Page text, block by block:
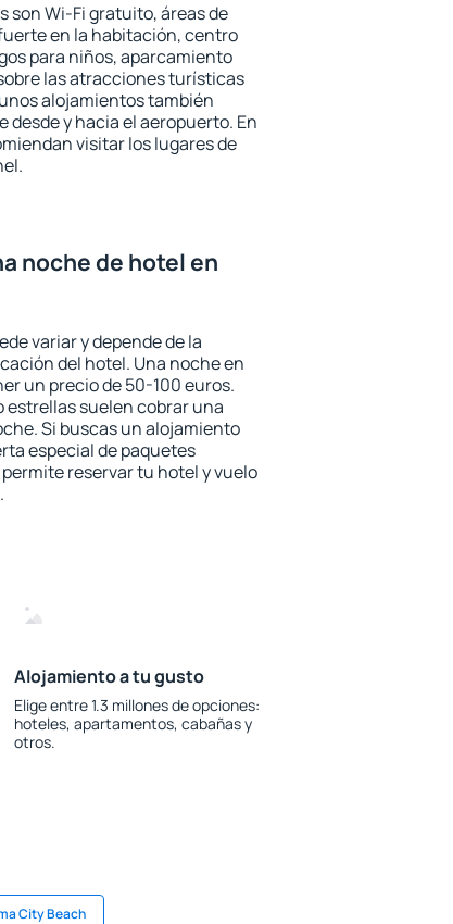
son Wi-Fi gratuito, áreas de
en la habitación, centro
para niños, aparcamiento
las atracciones turísticas
alojamientos también
y hacia el aeropuerto. En
visitar los lugares de
noche de hotel en
variar y depende de la
del hotel. Una noche en
un precio de 50-100 euros.
estrellas suelen cobrar una
Si buscas un alojamiento
especial de paquetes
permite reservar tu hotel y vuelo
Alojamiento a tu gusto
Elige entre 1.3 millones de opciones:
hoteles, apartamentos, cabañas y
otros.
City Beach